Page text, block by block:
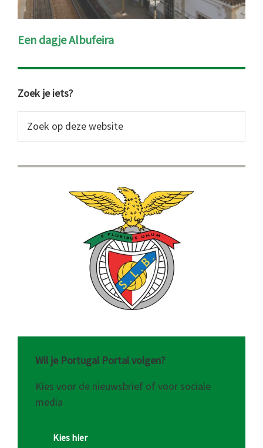
Een dagje Albufeira
Primaire
Sidebar
Zoek je iets?
op
website
Wil je Portugal Portal volgen?
Kies voor de nieuwsbrief of voor sociale
media
Kies hier